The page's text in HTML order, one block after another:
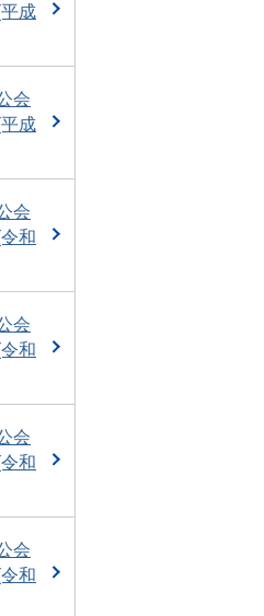
成
会
成
会
和
会
和
会
和
会
和